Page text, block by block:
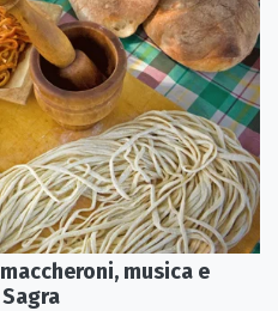
musica e